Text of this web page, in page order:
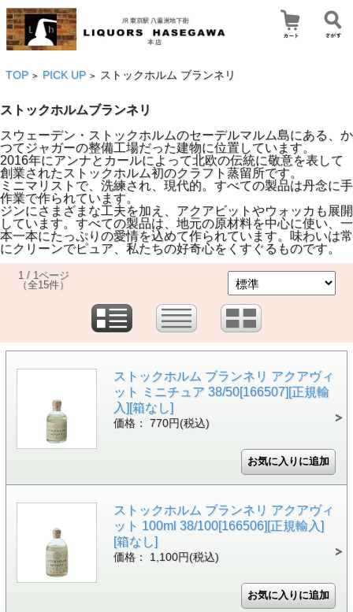
TOP > PICK UP > ストックホルム ブランネリ
ストックホルムブランネリ
スウェーデン・ストックホルムのセーデルマルム島にある、か
つてジャガーの整備工場だった建物に位置しています。
2016年にアンナとカールによって北欧の伝統に敬意を表して
創業されたストックホルム初のクラフト蒸留所です。
ミニマリストで、洗練され、現代的。すべての製品は丹念に手
作業で作られています。
ジンにさまざまな工夫を加え、アクアビットやウォッカも展開
しています。すべての製品は、地元の原材料を中心に使い、一
本一本にたっぷりの愛情を込めて作られています。味わいは常
にクリーンでピュア、私たちの好奇心をくすぐるものです。
1 / 1ページ
（全15件）
ストックホルム ブランネリ アクアヴィ
ット ミニチュア 38/50[166507][正規輸
入][箱なし]
価格： 770円(税込)
ストックホルム ブランネリ アクアヴィ
ット 100ml 38/100[166506][正規輸入]
[箱なし]
価格： 1,100円(税込)